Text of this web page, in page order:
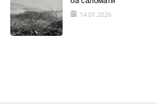
14.01.2026